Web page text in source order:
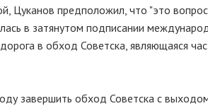
Цуканов предположил, что "это
в затянутом подписании
в обход Советска, являющаяся
завершить обход Советска с